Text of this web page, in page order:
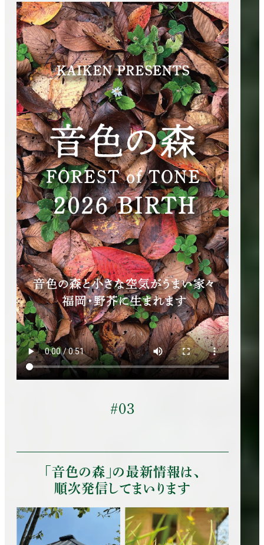
#03
「音色の森」の最新情報は、
順次発信してまいります